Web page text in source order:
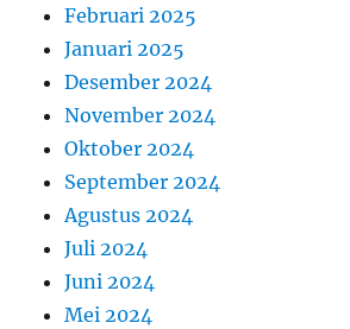
Februari 2025
Januari 2025
Desember 2024
November 2024
Oktober 2024
September 2024
Agustus 2024
Juli 2024
Juni 2024
Mei 2024